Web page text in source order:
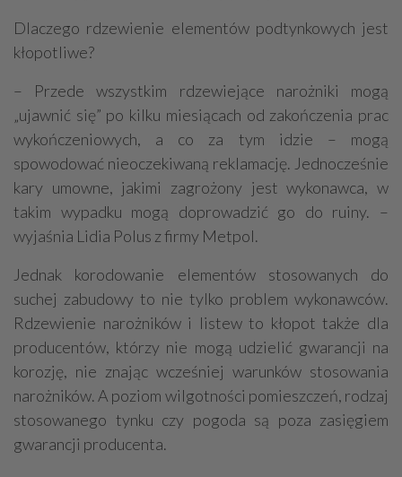
Dlaczego rdzewienie elementów podtynkowych jest
kłopotliwe?
– Przede wszystkim rdzewiejące narożniki mogą
„ujawnić się” po kilku miesiącach od zakończenia prac
wykończeniowych, a co za tym idzie – mogą
spowodować nieoczekiwaną reklamację. Jednocześnie
kary umowne, jakimi zagrożony jest wykonawca, w
takim wypadku mogą doprowadzić go do ruiny. –
wyjaśnia Lidia Polus z firmy Metpol.
Jednak korodowanie elementów stosowanych do
suchej zabudowy to nie tylko problem wykonawców.
Rdzewienie narożników i listew to kłopot także dla
producentów, którzy nie mogą udzielić gwarancji na
korozję, nie znając wcześniej warunków stosowania
narożników. A poziom wilgotności pomieszczeń, rodzaj
stosowanego tynku czy pogoda są poza zasięgiem
gwarancji producenta.